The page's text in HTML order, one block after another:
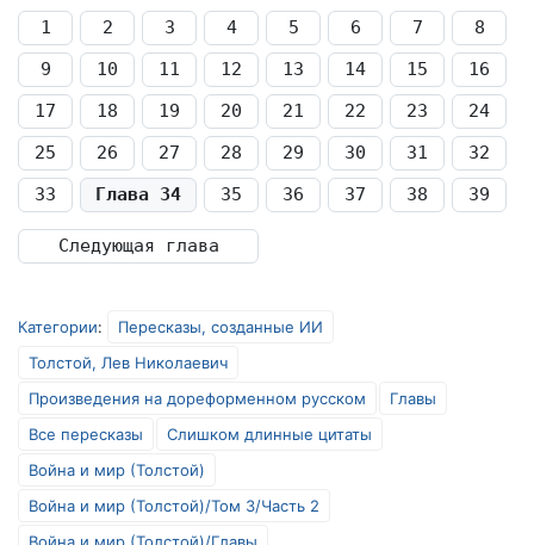
1 2 3 4 5 6 7
8
9
10 11 12 13 14 15
16
17
18 19 20 21 22 23
24
25
26 27 28 29 30 31
32
33
Глава 34 35 36 37 38 39
Следующая глава
Категории:
Пересказы, созданные ИИ
Толстой, Лев Николаевич
Произведения на дореформенном русском
Главы
Все пересказы
Слишком длинные цитаты
Война и мир (Толстой)
Война и мир (Толстой)/Том 3/Часть 2